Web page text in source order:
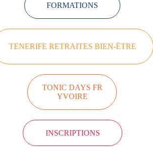
FORMATIONS
TENERIFE RETRAITES BIEN-ÊTRE
TONIC DAYS FR
YVOIRE
INSCRIPTIONS